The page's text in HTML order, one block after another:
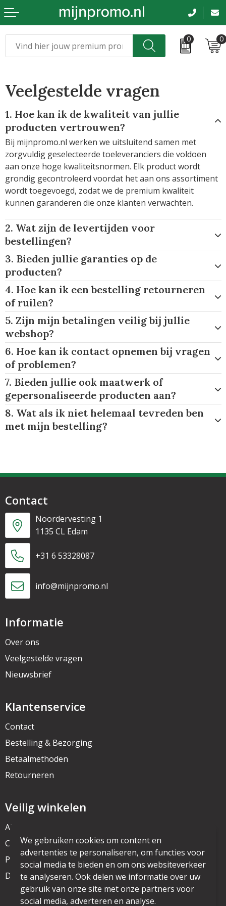
0 0
Kleding & caps
Sportkleding
Werkkleding
Tassen en reizen
Beurs en evenementen
Bloemen en planten
Horeca
Sinterklaas
Voetbal, EK en WK
Veelgestelde vragen
1. Hoe kan ik de kwaliteit van jullie
producten vertrouwen?
Bij mijnpromo.nl werken we uitsluitend samen met
zorgvuldig geselecteerde toeleveranciers die voldoen
aan onze hoge kwaliteitsnormen. Elk product wordt
grondig gecontroleerd voordat het aan ons assortiment
wordt toegevoegd, zodat we de premium kwaliteit
kunnen garanderen die onze klanten verwachten.
2. Wat zijn de levertijden voor
bestellingen?
3. Bieden jullie garanties op de
producten?
4. Hoe kan ik een bestelling retourneren
of ruilen?
5. Zijn mijn betalingen veilig bij jullie
webshop?
6. Hoe kan ik contact opnemen bij vragen
of problemen?
7. Bieden jullie ook maatwerk of
gepersonaliseerde producten aan?
8. Wat als ik niet helemaal tevreden ben
met mijn bestelling?
Contact
Noordervesting 1
1135 CL Edam
+31 6 53328087
info@mijnpromo.nl
Informatie
Over ons
Veelgestelde vragen
Nieuwsbrief
Klantenservice
Contact
Bestelling & Bezorging
Betaalmethoden
Retourneren
Veilig winkelen
Algemene voorwaarden
Cookieverklaring
Privacyverklaring
Disclaimer
We gebruiken cookies om content en
advertenties te personaliseren, om functies voor
social media te bieden en om ons websiteverkeer
te analyseren. Ook delen we informatie over uw
gebruik van onze site met onze partners voor
social media, adverteren en analyse.